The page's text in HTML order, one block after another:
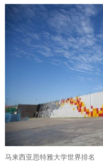
马来西亚思特雅大学世界排名